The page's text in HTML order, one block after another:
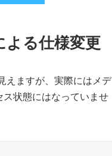
る仕様変更
えますが、実際にはメデ
状態にはなっていませ